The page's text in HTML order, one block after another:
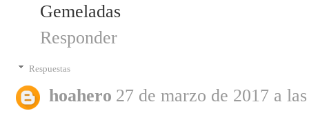
Gemeladas
Responder
Respuestas
hoahero 27 de marzo de 2017 a